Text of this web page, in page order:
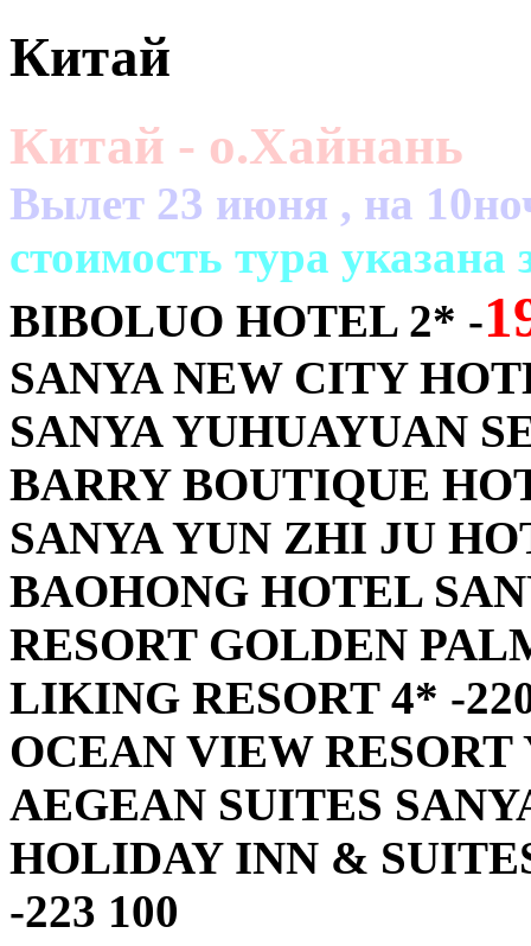
Китай
Китай - о.Хайнань
Вылет 23 июня , на
cтоимость тура указана
BIBOLUO HOTEL 2* -
SANYA NEW CITY
SANYA YUHUAYUAN
BARRY BOUTIQUE
SANYA YUN ZHI JU
BAOHONG HOTEL
RESORT GOLDEN
LIKING RESORT 4* -
OCEAN VIEW RESORT
AEGEAN SUITES
HOLIDAY INN &
-223 100